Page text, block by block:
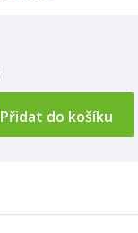
Přidat do košíku